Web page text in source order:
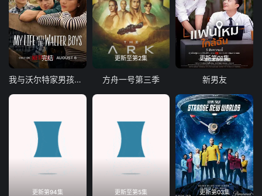
完结
我与沃尔特家男孩的生活第三季
更新至第2集
方舟一号第三季
更新第01集
新男友
更新第94集 更新至第5集 更新第03集